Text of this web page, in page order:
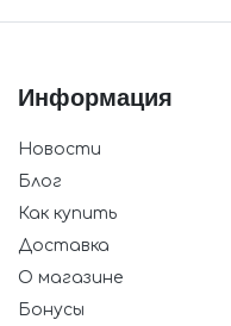
Информация
Новости
Блог
Как купить
Доставка
О магазине
Бонусы